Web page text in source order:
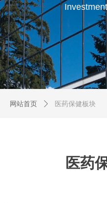
网站首页 ꄲ 医药保健板块
医药